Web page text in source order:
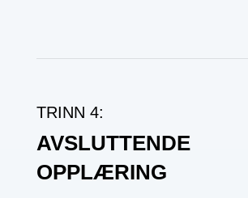
TRINN 4:
AVSLUTTENDE
OPPLÆRING